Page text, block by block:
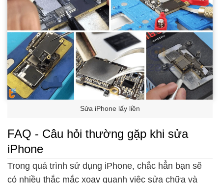
Sửa iPhone lấy liền
FAQ - Câu hỏi thường gặp khi sửa
iPhone
Trong quá trình sử dụng iPhone, chắc hẳn bạn sẽ
có nhiều thắc mắc xoay quanh việc sửa chữa và